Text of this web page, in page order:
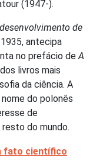
(1947-).
de
antecipa
no prefácio deA
livros mais
da ciência. A
do polonês
de
do mundo.